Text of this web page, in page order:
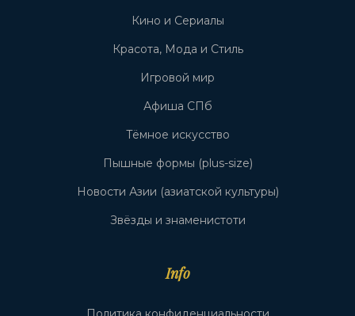
Кино и Сериалы
Красота, Мода и Стиль
Игровой мир
Афиша СПб
Тёмное искусство
Пышные формы (plus-size)
Новости Азии (азиатской культуры)
Звёзды и знаменистоти
Info